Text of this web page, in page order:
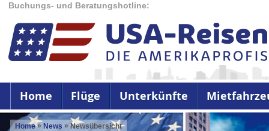
Buchungs- und Beratungshotline:
Home Flüge Unterkünfte
Home » News »Newsübersicht